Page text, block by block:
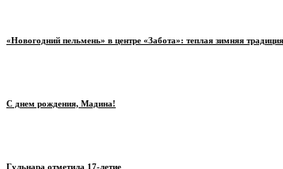
«Новогодний пельмень» в центре «Забота»: теплая зимняя традиция
С днем рождения, Мадина!
Гульнара отметила 17‑летие